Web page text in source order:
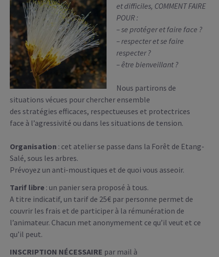
et difficiles, COMMENT FAIRE
POUR :
– se protéger et faire face ?
– respecter et se faire
respecter ?
– être bienveillant ?
Nous partirons de
situations vécues pour chercher ensemble
des stratégies efficaces, respectueuses et protectrices
face à l’agressivité ou dans les situations de tension.
Organisation : cet atelier se passe dans la Forêt de Etang-
Salé, sous les arbres.
Prévoyez un anti-moustiques et de quoi vous asseoir.
Tarif libre : un panier sera proposé à tous.
A titre indicatif, un tarif de 25€ par personne permet de
couvrir les frais et de participer à la rémunération de
l’animateur. Chacun met anonymement ce qu’il veut et ce
qu’il peut.
INSCRIPTION NÉCESSAIRE par mail à